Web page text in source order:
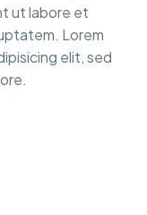
ut labore et
Lorem
elit, sed